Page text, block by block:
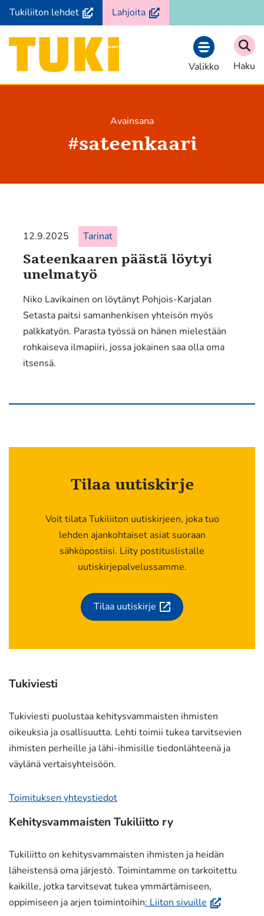
Siirry
sisältöön
Tukiliiton lehdet(avautuu
uuteen
ikkunaan,
siirryt
toiseen
Lahjoita(avautuu
uuteen
Etusivu
Valikko
Haku
Avainsana
#sateenkaari
12.9.2025 Tarinat
Sateenkaaren päästä löytyi
unelmatyö
Niko Lavikainen on löytänyt Pohjois-Karjalan
Setasta paitsi samanhenkisen yhteisön myös
palkkatyön. Parasta työssä on hänen mielestään
rohkaiseva ilmapiiri, jossa jokainen saa olla oma
itsensä.
Tilaa uutiskirje
Voit tilata Tukiliiton uutiskirjeen, joka tuo
lehden ajankohtaiset asiat suoraan
sähköpostiisi. Liity postituslistalle
uutiskirjepalvelussamme.
Tilaa uutiskirje
(siirryt
Tukiviesti
Tukiviesti puolustaa kehitysvammaisten ihmisten
oikeuksia ja osallisuutta. Lehti toimii tukea tarvitsevien
ihmisten perheille ja lähi-ihmisille tiedonlähteenä ja
väylänä vertaisyhteisöön.
Toimituksen yhteystiedot
Kehitysvammaisten Tukiliitto ry
Tukiliitto on kehitysvammaisten ihmisten ja heidän
läheistensä oma järjestö. Toimintamme on tarkoitettu
kaikille, jotka tarvitsevat tukea ymmärtämiseen,
oppimiseen ja arjen toimintoihin: Liiton sivuille (avautuu